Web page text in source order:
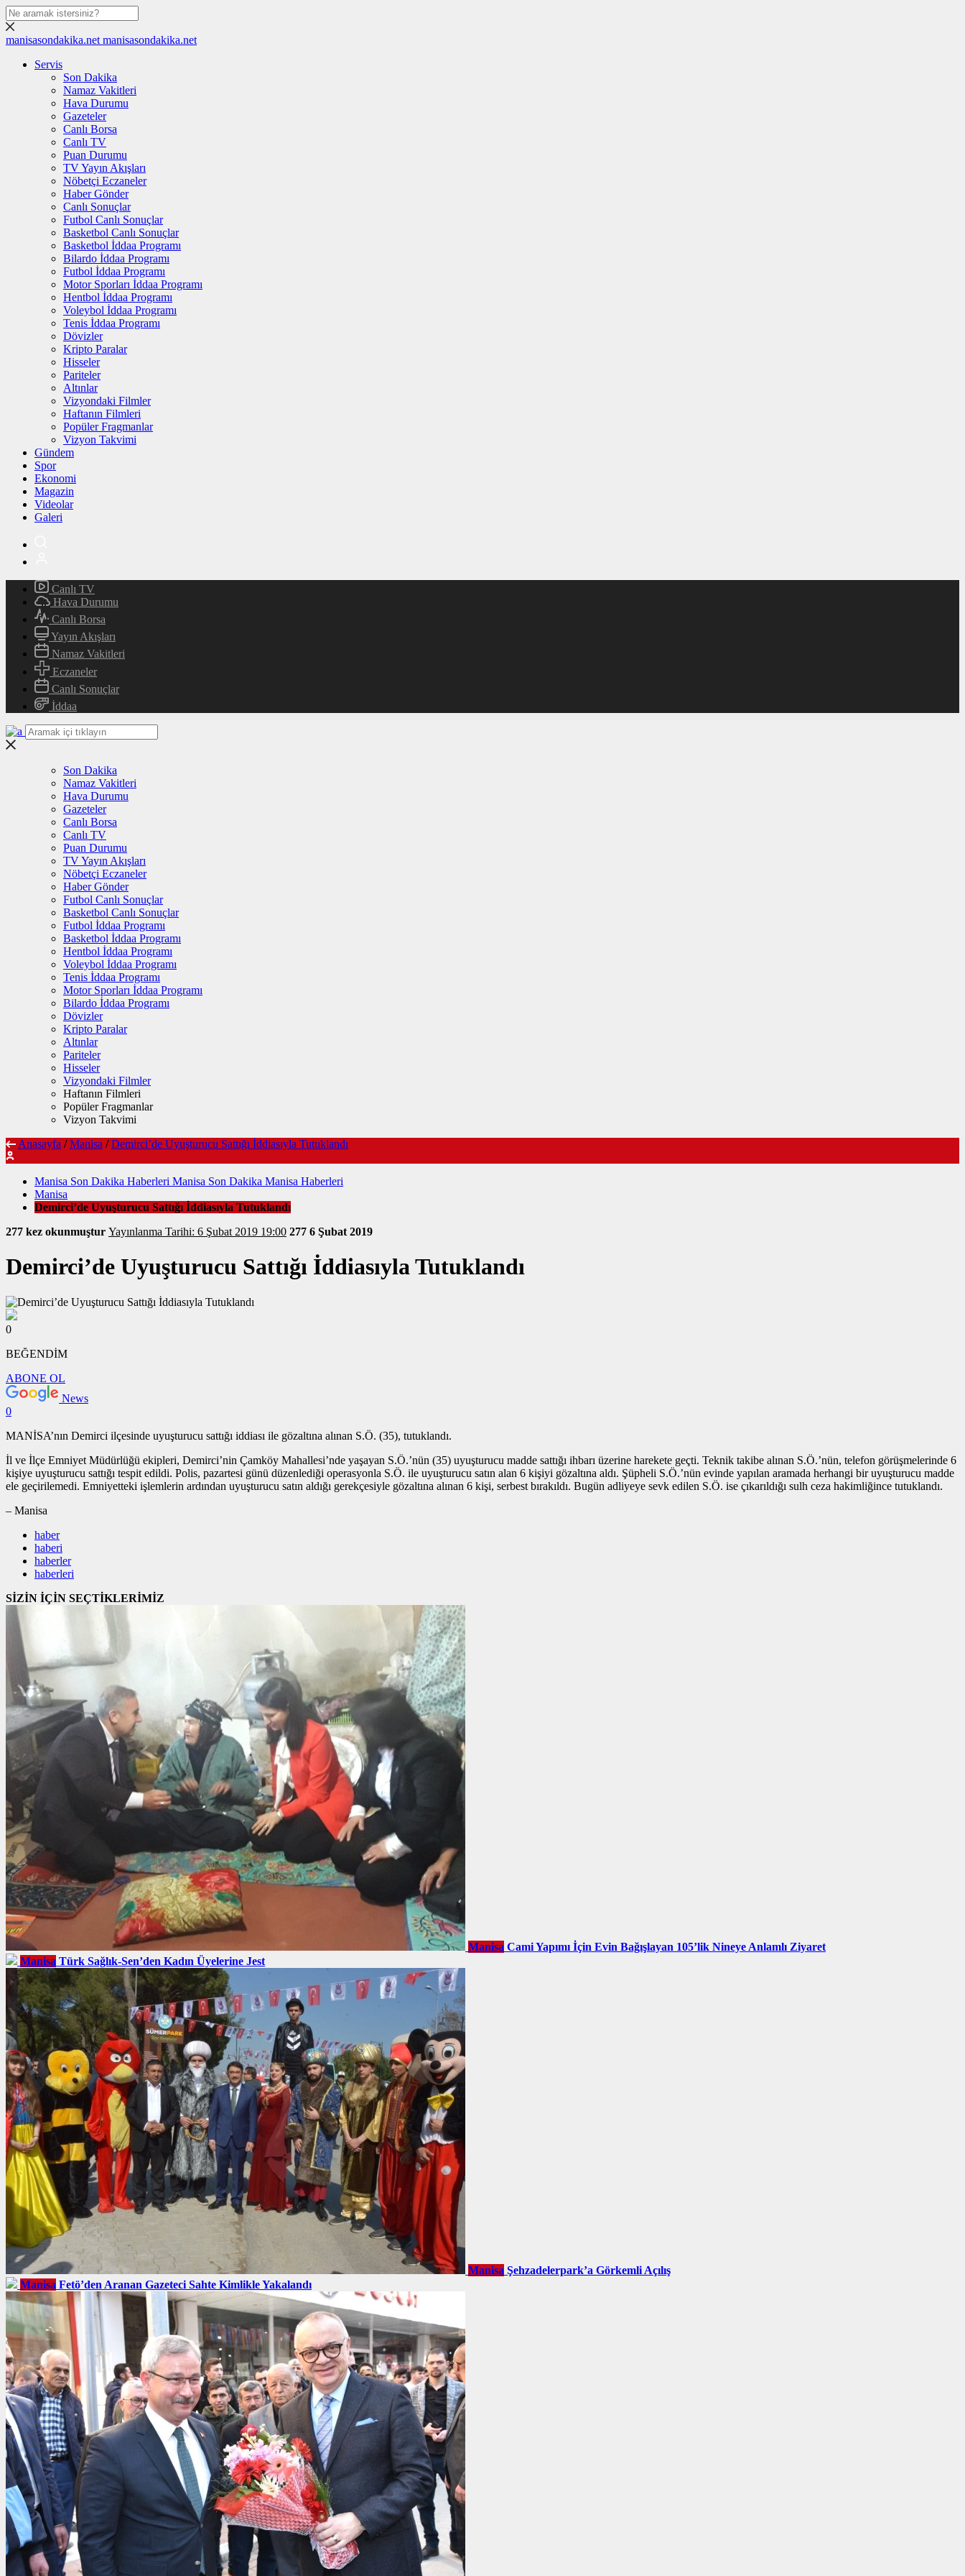
manisasondakika.net manisasondakika.net
Servis
Son Dakika
Namaz Vakitleri
Hava Durumu
Gazeteler
Canlı Borsa
Canlı TV
Puan Durumu
TV Yayın Akışları
Nöbetçi Eczaneler
Haber Gönder
Canlı Sonuçlar
Futbol Canlı Sonuçlar
Basketbol Canlı Sonuçlar
Basketbol İddaa Programı
Bilardo İddaa Programı
Futbol İddaa Programı
Motor Sporları İddaa Programı
Hentbol İddaa Programı
Voleybol İddaa Programı
Tenis İddaa Programı
Dövizler
Kripto Paralar
Hisseler
Pariteler
Altınlar
Vizyondaki Filmler
Haftanın Filmleri
Popüler Fragmanlar
Vizyon Takvimi
Gündem
Spor
Ekonomi
Magazin
Videolar
Galeri
Canlı TV
Hava Durumu
Canlı Borsa
Yayın Akışları
Namaz Vakitleri
Eczaneler
Canlı Sonuçlar
İddaa
Son Dakika
Namaz Vakitleri
Hava Durumu
Gazeteler
Canlı Borsa
Canlı TV
Puan Durumu
TV Yayın Akışları
Nöbetçi Eczaneler
Haber Gönder
Futbol Canlı Sonuçlar
Basketbol Canlı Sonuçlar
Futbol İddaa Programı
Basketbol İddaa Programı
Hentbol İddaa Programı
Voleybol İddaa Programı
Tenis İddaa Programı
Motor Sporları İddaa Programı
Bilardo İddaa Programı
Dövizler
Kripto Paralar
Altınlar
Pariteler
Hisseler
Vizyondaki Filmler
Haftanın Filmleri
Popüler Fragmanlar
Vizyon Takvimi
Anasayfa / Manisa / Demirci’de Uyuşturucu Sattığı İddiasıyla Tutuklandı
Manisa Son Dakika Haberleri Manisa Son Dakika Manisa Haberleri
Manisa
Demirci’de Uyuşturucu Sattığı İddiasıyla Tutuklandı
277 kez okunmuştur Yayınlanma Tarihi: 6 Şubat 2019 19:00 277 6 Şubat 2019
Demirci’de Uyuşturucu Sattığı İddiasıyla Tutuklandı
0
BEĞENDİM
ABONE OL
News
0
MANİSA’nın Demirci ilçesinde uyuşturucu sattığı iddiası ile gözaltına alınan S.Ö. (35), tutuklandı.
İl ve İlçe Emniyet Müdürlüğü ekipleri, Demirci’nin Çamköy Mahallesi’nde yaşayan S.Ö.’nün (35) uyuşturucu madde sattığı ihbarı üzerine harekete geçti. Teknik takibe alınan S.Ö.’nün, telefon görüşmelerinde 6
kişiye uyuşturucu sattığı tespit edildi. Polis, pazartesi günü düzenlediği operasyonla S.Ö. ile uyuşturucu satın alan 6 kişiyi gözaltına aldı. Şüpheli S.Ö.’nün evinde yapılan aramada herhangi bir uyuşturucu madde
ele geçirilemedi. Emniyetteki işlemlerin ardından uyuşturucu satın aldığı gerekçesiyle gözaltına alınan 6 kişi, serbest bırakıldı. Bugün adliyeye sevk edilen S.Ö. ise çıkarıldığı sulh ceza hakimliğince tutuklandı.
– Manisa
haber
haberi
haberler
haberleri
SİZİN İÇİN SEÇTİKLERİMİZ
Manisa Cami Yapımı İçin Evin Bağışlayan 105’lik Nineye Anlamlı Ziyaret
Manisa Türk Sağlık-Sen’den Kadın Üyelerine Jest
Manisa Şehzadelerpark’a Görkemli Açılış
Manisa Fetö’den Aranan Gazeteci Sahte Kimlikle Yakalandı